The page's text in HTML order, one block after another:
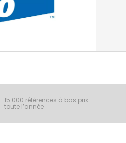
15 000 références à bas prix
toute l’année